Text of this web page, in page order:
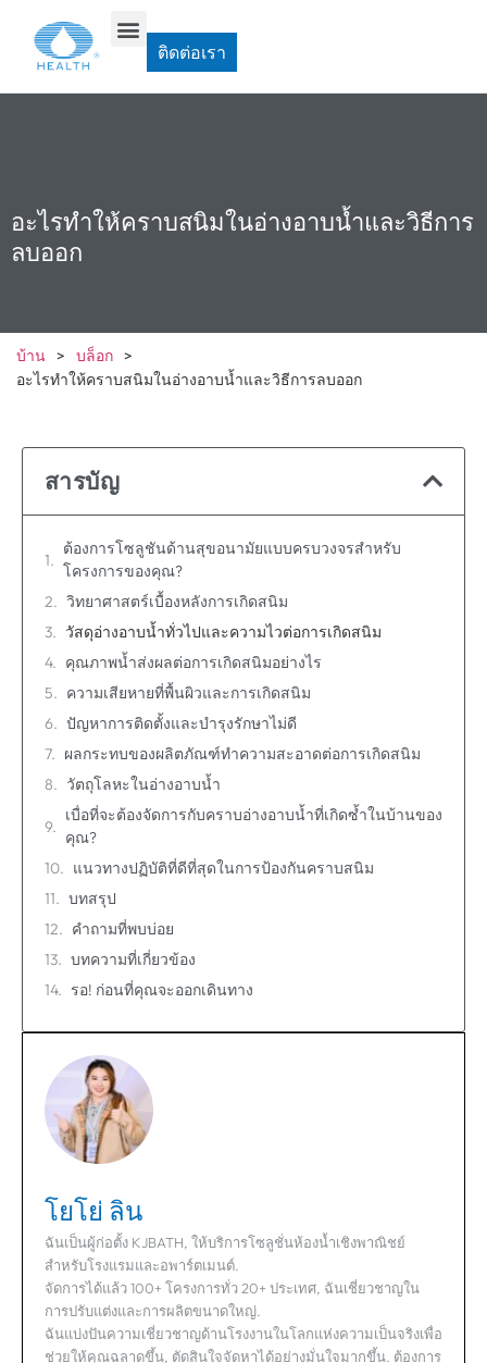
ติดต่อเรา
อะไรทำให้คราบสนิมในอ่างอาบน้ำและวิธีการ
ลบออก
บ้าน > บล็อก >
อะไรทำให้คราบสนิมในอ่างอาบน้ำและวิธีการลบออก
สารบัญ
ต้องการโซลูชันด้านสุขอนามัยแบบครบวงจรสำหรับ
โครงการของคุณ?
วิทยาศาสตร์เบื้องหลังการเกิดสนิม
วัสดุอ่างอาบน้ำทั่วไปและความไวต่อการเกิดสนิม
คุณภาพน้ำส่งผลต่อการเกิดสนิมอย่างไร
ความเสียหายที่พื้นผิวและการเกิดสนิม
ปัญหาการติดตั้งและบำรุงรักษาไม่ดี
ผลกระทบของผลิตภัณฑ์ทำความสะอาดต่อการเกิดสนิม
วัตถุโลหะในอ่างอาบน้ำ
เบื่อที่จะต้องจัดการกับคราบอ่างอาบน้ำที่เกิดซ้ำในบ้านของ
คุณ?
แนวทางปฏิบัติที่ดีที่สุดในการป้องกันคราบสนิม
บทสรุป
คำถามที่พบบ่อย
บทความที่เกี่ยวข้อง
รอ! ก่อนที่คุณจะออกเดินทาง
โยโย่ ลิน
ฉันเป็นผู้ก่อตั้ง KJBATH, ให้บริการโซลูชั่นห้องน้ำเชิงพาณิชย์
สำหรับโรงแรมและอพาร์ตเมนต์.
จัดการได้แล้ว 100+ โครงการทั่ว 20+ ประเทศ, ฉันเชี่ยวชาญใน
การปรับแต่งและการผลิตขนาดใหญ่.
ฉันแบ่งปันความเชี่ยวชาญด้านโรงงานในโลกแห่งความเป็นจริงเพื่อ
ช่วยให้คุณฉลาดขึ้น, ตัดสินใจจัดหาได้อย่างมั่นใจมากขึ้น. ต้องการ